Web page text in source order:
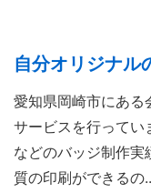
自分オリジナル
愛知県岡崎市にある
サービスを行ってい
などのバッジ制作実
質の印刷ができるの